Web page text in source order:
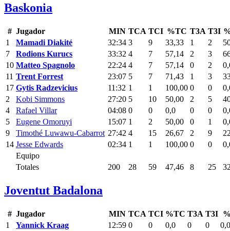
Baskonia
# Jugador MIN TCA TCI %TC T3A T3I
1
Mamadi Diakité 32:34 3 9 33,33 1 2
7
Rodions Kurucs 33:32 4 7 57,14 2 3
10 Matteo Spagnolo 22:24 4 7 57,14 0 2
11 Trent Forrest 23:07 5 7 71,43 1 3
17 Gytis Radzevicius 11:32 1 1 100,00 0 0
2
Kobi Simmons 27:20 5 10 50,00 2 5
4
Rafael Villar 04:08 0 0 0,0 0 0
5
Eugene Omoruyi 15:07 1 2 50,00 0 1
9
Timothé Luwawu-Cabarrot 27:42 4 15 26,67 2 9
14 Jesse Edwards 02:34 1 1 100,00 0 0
Equipo
Totales
200 28 59 47,46 8 25
Joventut Badalona
# Jugador MIN TCA TCI %TC T3A T3I
1
Yannick Kraag 12:59 0 0 0,0 0 0
0,0